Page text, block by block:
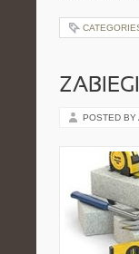
POSTED BY